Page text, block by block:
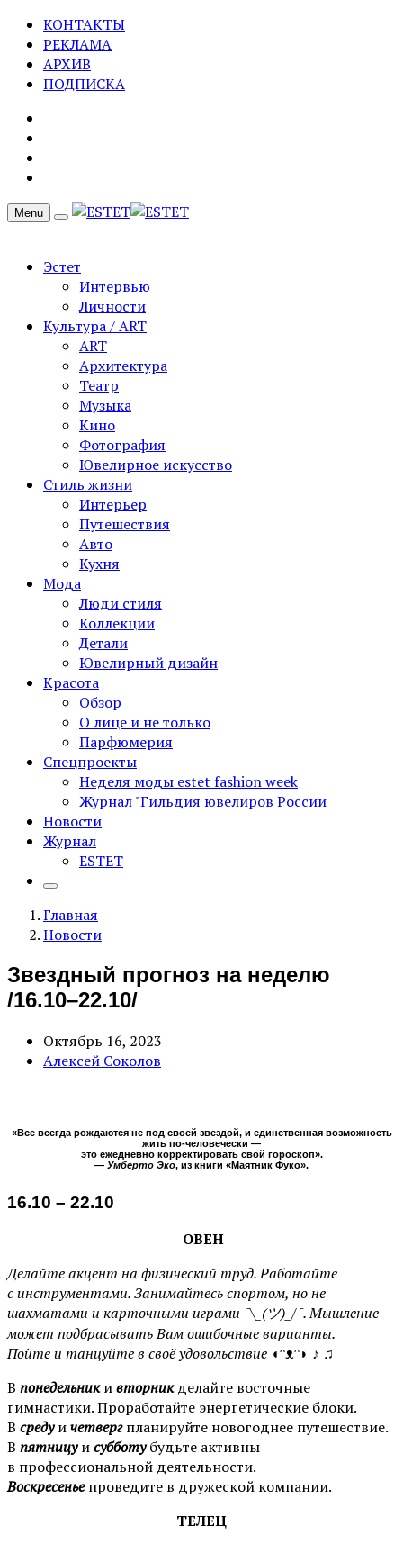
КОНТАКТЫ
РЕКЛАМА
АРХИВ
ПОДПИСКА
Menu
Эстет
Интервью
Личности
Культура / ART
ART
Архитектура
Театр
Музыка
Кино
Фотография
Ювелирное искусство
Стиль жизни
Интерьер
Путешествия
Авто
Кухня
Мода
Люди стиля
Коллекции
Детали
Ювелирный дизайн
Красота
Обзор
О лице и не только
Парфюмерия
Спецпроекты
Неделя моды estet fashion week
Журнал "Гильдия ювелиров России
Новости
Журнал
ESTET
Главная
Новости
Звездный прогноз на неделю
/16.10–22.10/
Октябрь 16, 2023
Алексей Соколов
«Все всегда рождаются не под своей звездой, и единственная возможность
жить по-человечески —
это ежедневно корректировать свой гороскоп».
— Умберто Эко, из книги «Маятник Фуко».
16.10 – 22.10
ОВЕН
Делайте акцент на физический труд. Работайте
с инструментами. Занимайтесь спортом, но не
шахматами и карточными играми ¯\_(ツ)_/¯. Мышление
может подбрасывать Вам ошибочные варианты.
Пойтеи танцуйте в своё удовольствие ◖ᵔᴥᵔ◗ ♪ ♫
В понедельникивторникделайте восточные
гимнастики. Проработайте энергетические блоки.
В средуичетвергпланируйте новогоднее путешествие.
В пятницуисубботубудьте активны
в профессиональной деятельности.
Воскресеньепроведите в дружеской компании.
ТЕЛЕЦ